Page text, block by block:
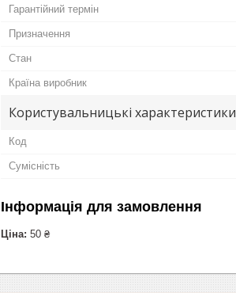
Гарантійний термін
Призначення
Стан
Країна виробник
Користувальницькі характеристики
Код
Сумісність
Інформація для замовлення
Ціна: 50 ₴